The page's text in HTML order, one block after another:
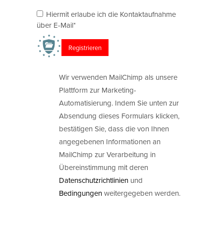
Hiermit erlaube ich die Kontaktaufnahme
über E-Mail*
Wir verwenden MailChimp als unsere
Plattform zur Marketing-
Automatisierung. Indem Sie unten zur
Absendung dieses Formulars klicken,
bestätigen Sie, dass die von Ihnen
angegebenen Informationen an
MailChimp zur Verarbeitung in
Übereinstimmung mit deren
Datenschutzrichtlinien und
Bedingungenweitergegeben werden.